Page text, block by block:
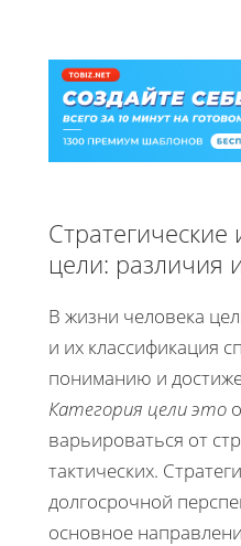
Стратегические
цели: различия
В жизни человека
и их классификация
пониманию и
Категория цели это
варьироваться от
тактических.
долгосрочной
основное